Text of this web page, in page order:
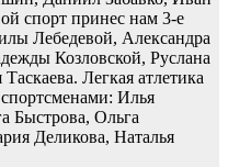
спорт принес нам 3-е
Лебедевой, Александра
Козловской, Руслана
Легкая атлетика
Илья
Быстрова, Ольга
Деликова, Наталья